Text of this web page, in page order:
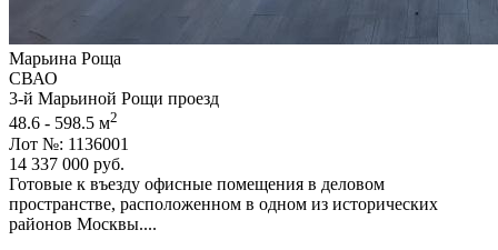
Марьина Роща
СВАО
3-й Марьиной Рощи проезд
48.6 - 598.5 м2
Лот №: 1136001
14 337 000 руб.
Готовые к въезду офисные помещения в деловом
пространстве,­ расположенном в одном из исторических
районов Москвы....